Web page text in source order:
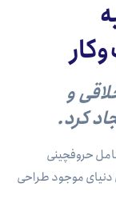
و
کرد.
حروفچینی
دنیای موجود طراحی